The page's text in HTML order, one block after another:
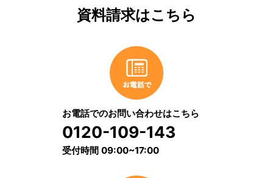
資料請求はこちら
お電話でのお問い合わせはこちら
0120-109-143
受付時間 09:00~17:00